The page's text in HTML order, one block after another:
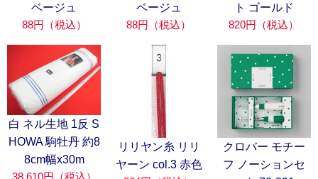
ベージュ
88円（税込）
ベージュ
88円（税込）
ト ゴールド
820円（税込）
白 ネル生地 1反 S
HOWA 駒牡丹 約8
8cm幅x30m
38,610円（税込）
リリヤン糸 リリ
ヤーン col.3 赤色
クロバー モチー
フ ノーションセ